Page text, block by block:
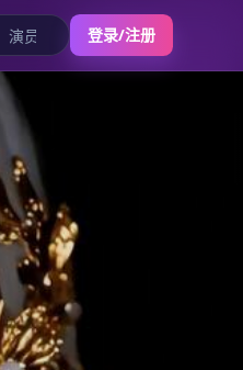
登录/注册